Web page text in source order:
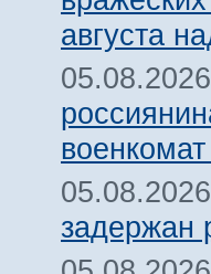
августа
задержан